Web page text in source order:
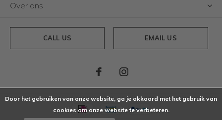
Over ons
CALL US EMAIL US
Door het gebruiken van onze website, ga je akkoord met het gebruik van
cookies om onze website te verbeteren.